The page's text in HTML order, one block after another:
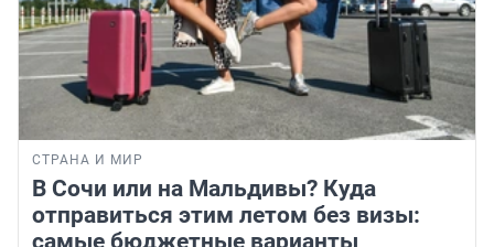
СТРАНА И МИР
В Сочи или на Мальдивы? Куда
отправиться этим летом без визы:
самые бюджетные варианты